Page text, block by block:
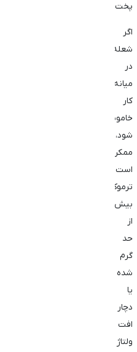
پخت
اگر
شعله
در
میانه‌ی
کار
خاموش
شود،
ممکن
است
ترموکوپل
بیش
از
حد
گرم
شده
یا
دچار
افت
ولتاژ